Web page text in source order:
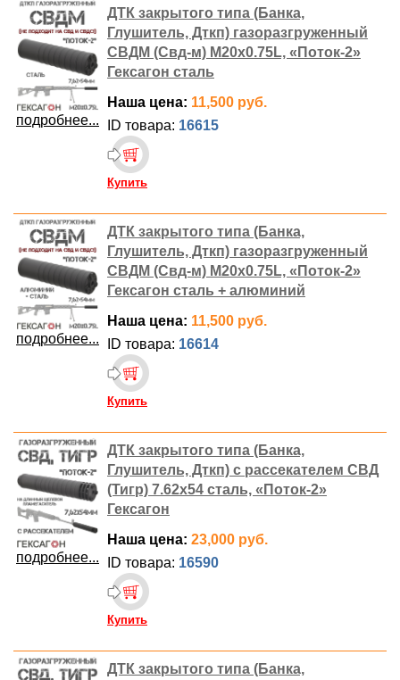
подробнее...
ДТК закрытого типа (Банка,
Глушитель, Дткп) газоразгруженный
СВДМ (Свд-м) M20x0.75L, «Поток-2»
Гексагон сталь
Наша цена: 11,500 руб.
ID товара: 16615
Купить
подробнее...
ДТК закрытого типа (Банка,
Глушитель, Дткп) газоразгруженный
СВДМ (Свд-м) M20x0.75L, «Поток-2»
Гексагон сталь + алюминий
Наша цена: 11,500 руб.
ID товара: 16614
Купить
подробнее...
ДТК закрытого типа (Банка,
Глушитель, Дткп) с рассекателем СВД
(Тигр) 7.62x54 сталь, «Поток-2»
Гексагон
Наша цена: 23,000 руб.
ID товара: 16590
Купить
ДТК закрытого типа (Банка,